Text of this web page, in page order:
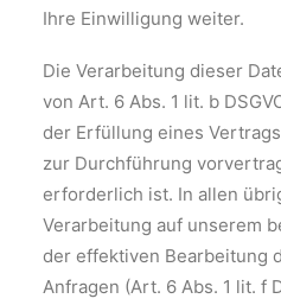
Ihre Einwilligung weiter.
Die Verarbeitung dieser
von Art. 6 Abs. 1 lit. b
der Erfüllung eines
zur Durchführung
erforderlich ist. In allen
Verarbeitung auf unserem
der effektiven Bearbeitung
Anfragen (Art. 6 Abs. 1 lit. f